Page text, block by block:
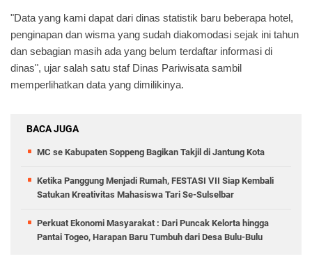
"Data yang kami dapat dari dinas statistik baru beberapa hotel,
penginapan dan wisma yang sudah diakomodasi sejak ini tahun
dan sebagian masih ada yang belum terdaftar informasi di
dinas", ujar salah satu staf Dinas Pariwisata sambil
memperlihatkan data yang dimilikinya.
BACA JUGA
MC se Kabupaten Soppeng Bagikan Takjil di Jantung Kota
Ketika Panggung Menjadi Rumah, FESTASI VII Siap Kembali
Satukan Kreativitas Mahasiswa Tari Se-Sulselbar
Perkuat Ekonomi Masyarakat : Dari Puncak Kelorta hingga
Pantai Togeo, Harapan Baru Tumbuh dari Desa Bulu-Bulu